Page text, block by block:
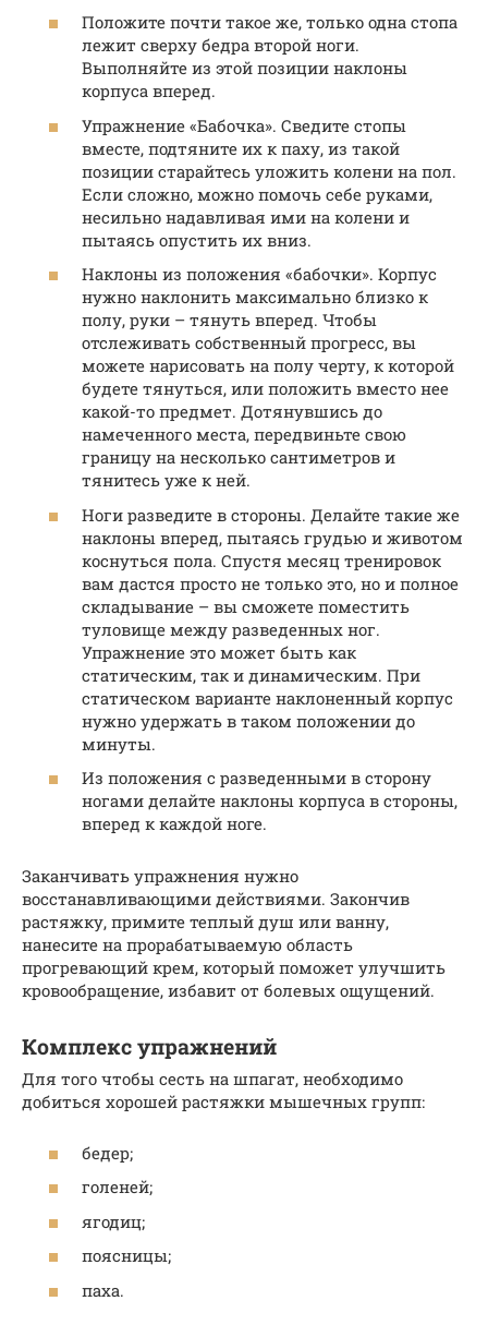
Положите почти такое же, только одна стопа
лежит сверху бедра второй ноги.
Выполняйте из этой позиции наклоны
корпуса вперед.
Упражнение «Бабочка». Сведите стопы
вместе, подтяните их к паху, из такой
позиции старайтесь уложить колени на пол.
Если сложно, можно помочь себе руками,
несильно надавливая ими на колени и
пытаясь опустить их вниз.
Наклоны из положения «бабочки». Корпус
нужно наклонить максимально близко к
полу, руки – тянуть вперед. Чтобы
отслеживать собственный прогресс, вы
можете нарисовать на полу черту, к которой
будете тянуться, или положить вместо нее
какой-то предмет. Дотянувшись до
намеченного места, передвиньте свою
границу на несколько сантиметров и
тянитесь уже к ней.
Ноги разведите в стороны. Делайте такие же
наклоны вперед, пытаясь грудью и животом
коснуться пола. Спустя месяц тренировок
вам дастся просто не только это, но и полное
складывание – вы сможете поместить
туловище между разведенных ног.
Упражнение это может быть как
статическим, так и динамическим. При
статическом варианте наклоненный корпус
нужно удержать в таком положении до
минуты.
Из положения с разведенными в сторону
ногами делайте наклоны корпуса в стороны,
вперед к каждой ноге.
Заканчивать упражнения нужно
восстанавливающими действиями. Закончив
растяжку, примите теплый душ или ванну,
нанесите на прорабатываемую область
прогревающий крем, который поможет улучшить
кровообращение, избавит от болевых ощущений.
Комплекс упражнений
Для того чтобы сесть на шпагат, необходимо
добиться хорошей растяжки мышечных групп:
бедер;
голеней;
ягодиц;
поясницы;
паха.